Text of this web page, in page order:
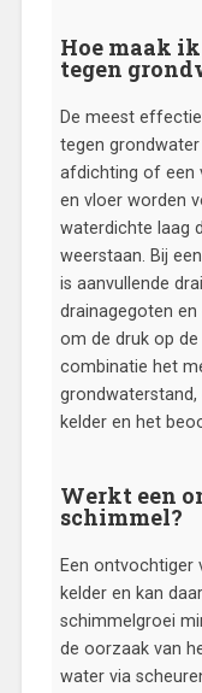
Hoe maak
tegen
De meest
tegen
afdichting of een
en vloer worden
waterdichte laag
weerstaan. Bij
is aanvullende
drainagegoten
om de druk op
combinatie het
kelder en het
Werkt een
schimmel?
Een ontvochtiger
kelder en kan
schimmelgroei
de oorzaak van
water via